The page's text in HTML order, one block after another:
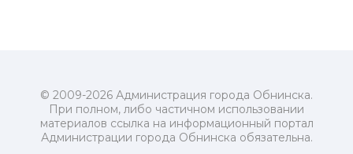
© 2009-2026 Администрация города Обнинска.
При полном, либо частичном использовании
материалов ссылка на информационный портал
Администрации города Обнинска обязательна.